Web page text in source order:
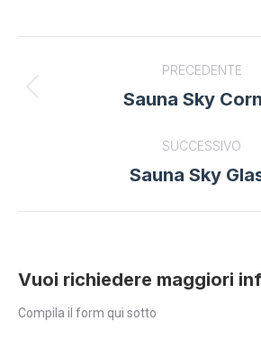
navigation
PRECEDENTE
Previous
Sauna Sky
SUCCESSIVO
Next
Sauna Sky
Vuoi richiedere maggiori
Compila il form qui sotto